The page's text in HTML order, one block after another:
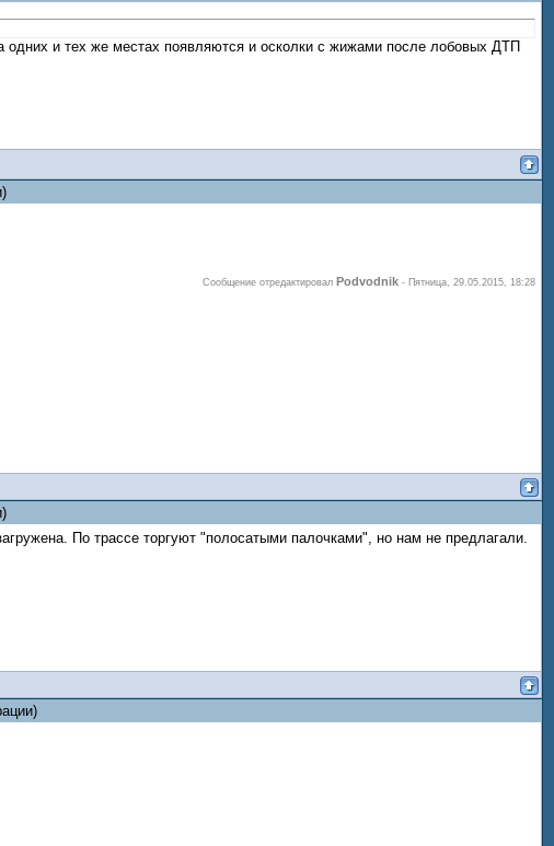
одних и тех же местах появляются и осколки с жижами после лобовых ДТП
Сообщение отредактировал Podvodnik - Пятница, 29.05.2015, 18:28
По трассе торгуют "полосатыми палочками", но нам не предлагали.